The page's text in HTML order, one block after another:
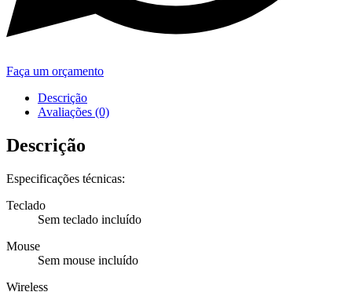
Faça um orçamento
Descrição
Avaliações (0)
Descrição
Especificações técnicas:
Teclado
Sem teclado incluído
Mouse
Sem mouse incluído
Wireless